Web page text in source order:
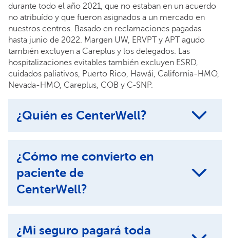
durante todo el año 2021, que no estaban en un acuerdo
no atribuído y que fueron asignados a un mercado en
nuestros centros. Basado en reclamaciones pagadas
hasta junio de 2022. Margen UW, ERVPT y APT agudo
también excluyen a Careplus y los delegados. Las
hospitalizaciones evitables también excluyen ESRD,
cuidados paliativos, Puerto Rico, Hawái, California-HMO,
Nevada-HMO, Careplus, COB y C-SNP.
¿Quién es CenterWell?
¿Cómo me convierto en
paciente de
CenterWell?
¿Mi seguro pagará toda